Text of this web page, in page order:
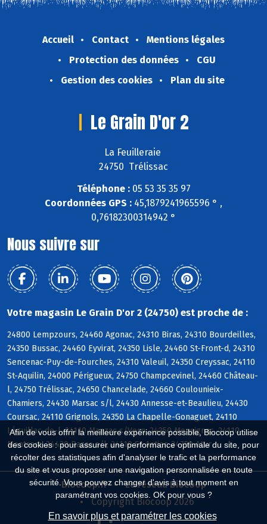
Afin de vous offrir la meilleure expérience possible, Biocoop utilise
des cookies : pour assurer une performance optimale du site, pour
récolter des statistiques afin d'analyser le trafic et la performance
du site et vous proposer une navigation personnalisée en toute
sécurité. Vous pouvez changer d'avis à tout moment en
paramétrant vos cookies. OK pour vous ?
En savoir plus et paramétrer les cookies
Accueil Contact
Mentions légales
Protection des données
CGU
Gestion des cookies
Plan du site
Le Grain D'or 2
La Feuilleraie
24750 Trélissac
Téléphone :05 53 35 35 97
Coordonnées GPS : 45,1879241965596 ° ,
0,76182300314942 °
Nous suivre sur
Votre magasin Le Grain D'or 2 (24750) est proche de :
24800 Lempzours, 24460 Agonac, 24310 Biras, 24310 Bourdeilles,
24350 Bussac, 24460 Eyvirat, 24350 Lisle, 24460 St-Front-d, 24310
Sencenac-Puy-de-Fourches, 24310 Valeuil, 24350 Creyssac, 24110
St-Aquilin, 24000 Périgueux, 24750 Champcevinel, 24460 Château-
l, 24750 Trélissac, 24650 Chancelade, 24660 Coulounieix-
Chamiers, 24430 Marsac s/l, 24430 Annesse-et-Beaulieu, 24430
Coursac, 24110 Grignols, 24350 La Chapelle-Gonaguet, 24110
Léguillac-de-l, 24110 Manzac s/Vern, 24350 Mensignac, 24110
Montrem, 24430 Razac s/l, 24110 St-Astier, 24750 Atur
Biocoop.fr
Le réseau Biocoop
Copyright Biocoop 2026